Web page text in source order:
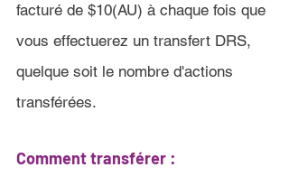
facturé de $10(AU) à chaque fois que
vous effectuerez un transfert DRS,
quelque soit le nombre d'actions
transférées.
Comment transférer :